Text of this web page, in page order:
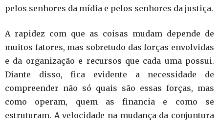
pelos senhores da mídia e pelos senhores da justiça.
A rapidez com que as coisas mudam depende de
muitos fatores, mas sobretudo das forças envolvidas
e da organização e recursos que cada uma possui.
Diante disso, fica evidente a necessidade de
compreender não só quais são essas forças, mas
como operam, quem as financia e como se
estruturam. A velocidade na mudança da conjuntura